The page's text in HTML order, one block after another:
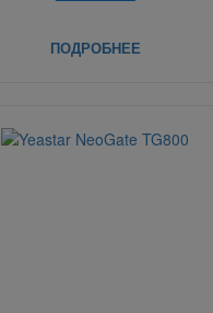
ПОДРОБНЕЕ